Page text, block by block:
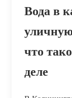
Вода в
что
деле